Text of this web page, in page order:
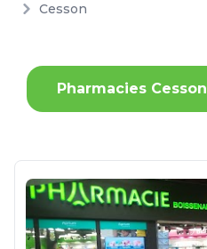
Cesson
Pharmacies Cesson